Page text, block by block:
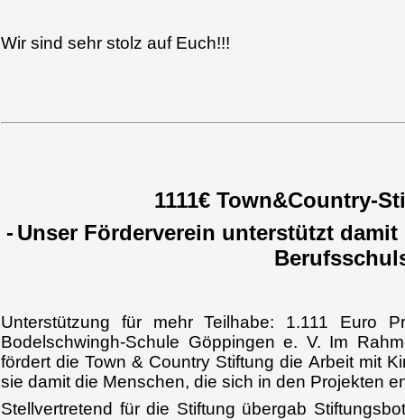
Wir sind sehr stolz auf Euch!!!
1111€ Town&Country-
- Unser Förderverein unterstützt
Unterstützung für mehr Teilhabe: 1.111 Euro
Bodelschwingh-Schule Göppingen e. V. Im
fördert die Town & Country Stiftung die Arbeit mit
sie damit die Menschen, die sich in den Projekten
Stellvertretend für die Stiftung übergab